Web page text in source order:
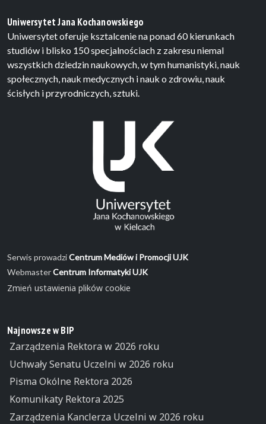
Uniwersytet Jana Kochanowskiego
Uniwersytet oferuje ksztalcenie na ponad 60 kierunkach
studiów i blisko 150 specjalnościach z zakresu niemal
wszystkich dziedzin naukowych, w tym humanistyki, nauk
społecznych, nauk medycznych i nauk o zdrowiu, nauk
ścisłych i przyrodniczych, sztuki.
Serwis prowadziCentrum Mediów i Promocji UJK
WebmasterCentrum Informatyki UJK
Zmień ustawienia plików cookie
Najnowsze w BIP
Zarządzenia Rektora w 2026 roku
Uchwały Senatu Uczelni w 2026 roku
Pisma Okólne Rektora 2026
Komunikaty Rektora 2025
Zarządzenia Kanclerza Uczelni w 2026 roku